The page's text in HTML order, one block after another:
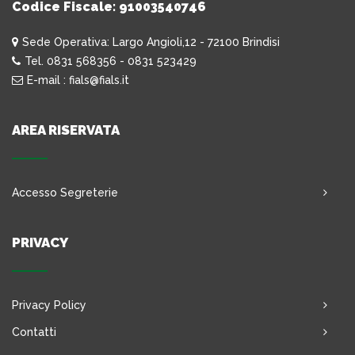
Codice Fiscale: 91003540746
Sede Operativa: Largo Angioli,12 - 72100 Brindisi
Tel. 0831 568356 - 0831 523429
E-mail : fials@fials.it
AREA RISERVATA
Accesso Segreterie
PRIVACY
Privacy Policy
Contatti